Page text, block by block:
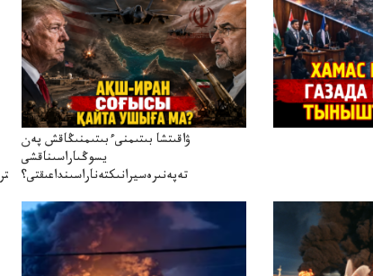
ۋاقىتشا بىتىمنىءبىتىمنىڭاقش پەن
يسوڭىاراسىناقشى
تەپەنىرەسيرانىكتەناراسىنداعىقتى؟